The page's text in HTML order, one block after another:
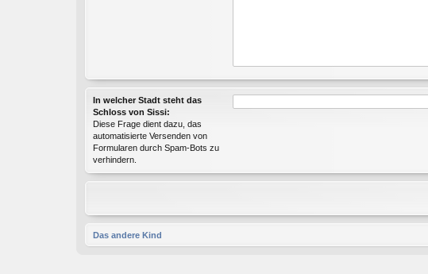
In welcher Stadt steht das
Schloss von Sissi:
Diese Frage dient dazu, das
automatisierte Versenden von
Formularen durch Spam-Bots zu
verhindern.
Das andere Kind